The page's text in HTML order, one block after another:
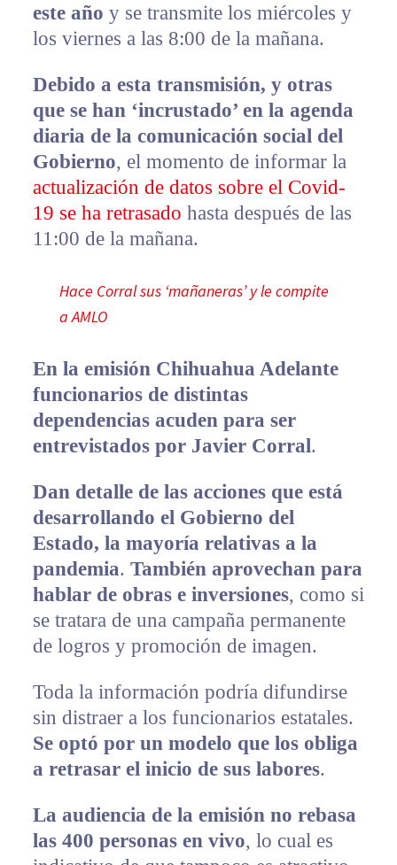
este año y se transmite los miércoles y
los viernes a las 8:00 de la mañana.
Debido a esta transmisión, y otras
que se han ‘incrustado’ en la agenda
diaria de la comunicación social del
Gobierno, el momento de informar la
actualización de datos sobre el Covid-
19 se ha retrasado hasta después de las
11:00 de la mañana.
Hace Corral sus ‘mañaneras’ y le compite
a AMLO
En la emisión Chihuahua Adelante
funcionarios de distintas
dependencias acuden para ser
entrevistados por Javier Corral.
Dan detalle de las acciones que está
desarrollando el Gobierno del
Estado, la mayoría relativas a la
pandemia. También aprovechan para
hablar de obras e inversiones, como si
se tratara de una campaña permanente
de logros y promoción de imagen.
Toda la información podría difundirse
sin distraer a los funcionarios estatales.
Se optó por un modelo que los obliga
a retrasar el inicio de sus labores.
La audiencia de la emisión no rebasa
las 400 personas en vivo, lo cual es